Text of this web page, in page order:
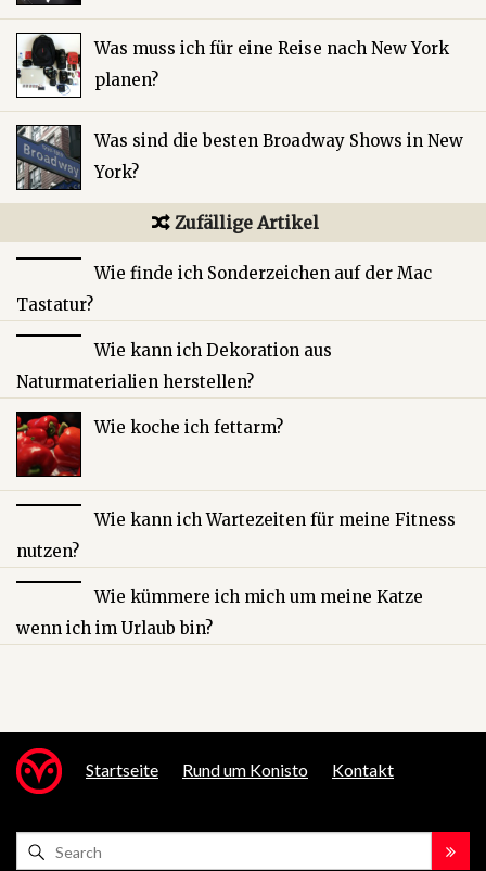
Was muss ich für eine Reise nach New York
planen?
Was sind die besten Broadway Shows in New
York?
Zufällige Artikel
Wie finde ich Sonderzeichen auf der Mac
Tastatur?
Wie kann ich Dekoration aus
Naturmaterialien herstellen?
Wie koche ich fettarm?
Wie kann ich Wartezeiten für meine Fitness
nutzen?
Wie kümmere ich mich um meine Katze
wenn ich im Urlaub bin?
Startseite Rund um Konisto Kontakt